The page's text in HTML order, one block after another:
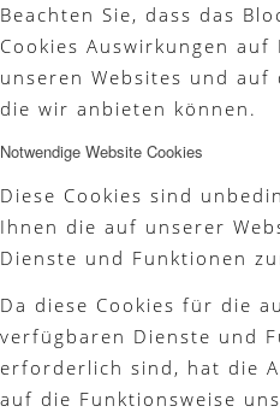
Beachten Sie, dass das
Cookies Auswirkungen
unseren Websites und auf
die wir anbieten können.
Notwendige Website Cookies
Diese Cookies sind
Ihnen die auf unserer
Dienste und Funktionen
Da diese Cookies für die
verfügbaren Dienste und
erforderlich sind, hat die
auf die Funktionsweise